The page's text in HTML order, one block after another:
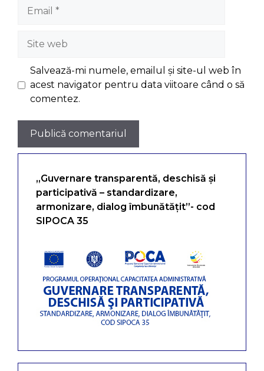
Site
web
Salvează-mi numele, emailul și site-ul web în
acest navigator pentru data viitoare când o să
comentez.
„Guvernare transparentă, deschisă și
participativă – standardizare,
armonizare, dialog îmbunătățit”- cod
SIPOCA 35